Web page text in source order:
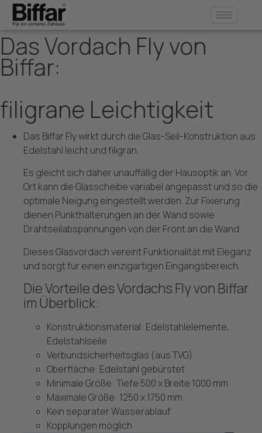
Inhalt
springen
FLY
Das Vordach Fly von
Biffar:
filigrane Leichtigkeit
Das Biffar Fly wirkt durch die Glas-Seil-Konstruktion aus
Edelstahl leicht und filigran.
Es gleicht sich daher unauffällig der Hausoptik an. Vor
Ort kann die Glasscheibe variabel angepasst und so die
optimale Neigung eingestellt werden. Zur Fixierung
dienen Punkthalterungen an der Wand sowie
Drahtseilabspannungen von der Front an die Wand.
Dieses Glasvordach vereint Funktionalität mit Eleganz
und sorgt für einen einzigartigen Eingangsbereich.
Die Vorteile des Vordachs Fly von Biffar
im Überblick:
Konstruktionsmaterial: Edelstahlelemente,
Edelstahlseile
Verbundsicherheitsglas (aus TVG)
Oberfläche: Edelstahl gebürstet
Minimale Größe: Tiefe 500 x Breite 1000 mm
Maximale Größe: 1250 x 1750 mm
Kein separater Wasserablauf
Kopplungen möglich